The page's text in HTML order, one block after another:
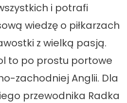
i potrafi
wiedzę o piłkarzach
z wielką pasją.
to po prostu portowe
zachodniej Anglii. Dla
przewodnika Radka